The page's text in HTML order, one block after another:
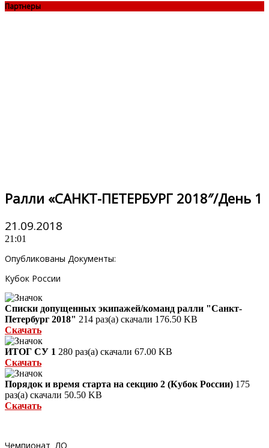
Партнеры
Ралли «САНКТ-ПЕТЕРБУРГ 2018″/День 1
21.09.2018
21:01
Опубликованы Документы:
Кубок России
Списки допущенных экипажей/команд ралли "Санкт-
Петербург 2018" 214 раз(а) скачали 176.50 KB
Скачать
ИТОГ СУ 1 280 раз(а) скачали 67.00 KB
Скачать
Порядок и время старта на секцию 2 (Кубок России) 175
раз(а) скачали 50.50 KB
Скачать
Чемпионат ЛО